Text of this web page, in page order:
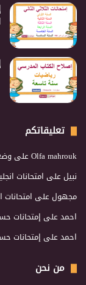
تعليقاتكم
Olfa mahroukعلى
نبيلعلى امتحانات
مجهولعلى امتحانات
احمدعلى إمتحانات
احمدعلى إمتحانات
من نحن